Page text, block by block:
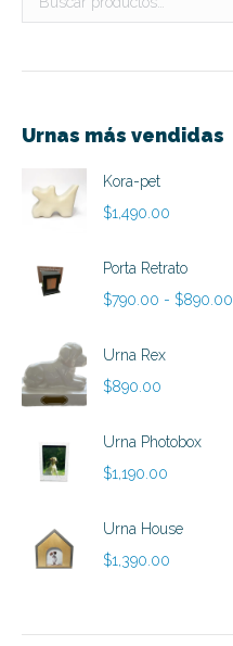
Urnas más vendidas
Kora-pet
$1,490.00
Porta Retrato
$790.00 - $890.00
Urna Rex
$890.00
Urna Photobox
$1,190.00
Urna House
$1,390.00